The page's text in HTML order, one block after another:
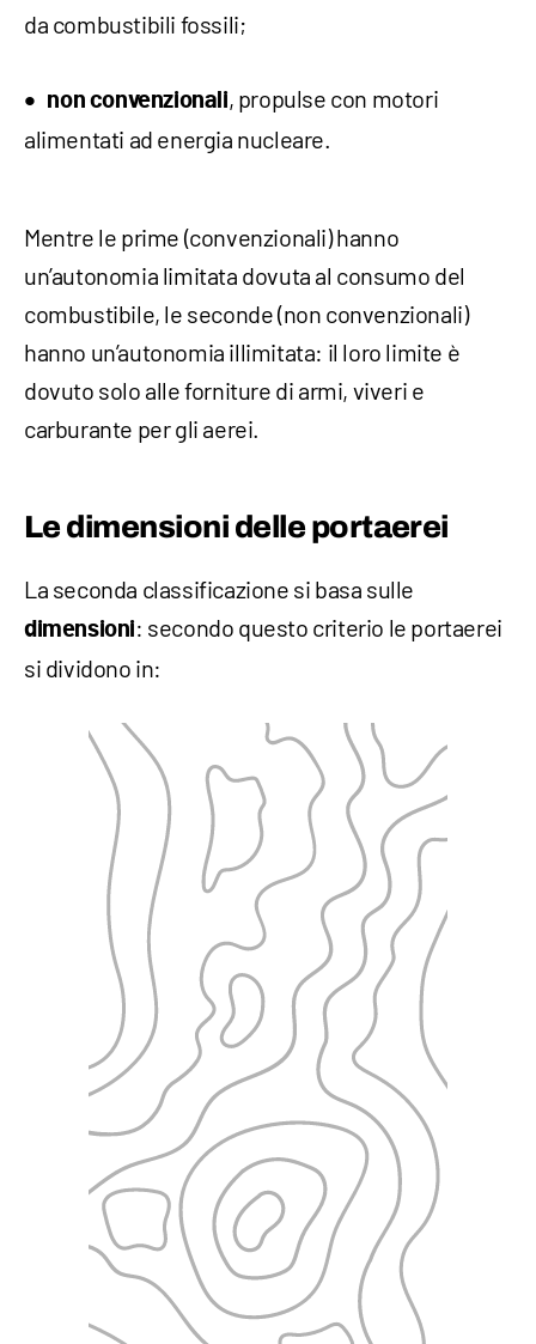
da combustibili fossili;
non convenzionali, propulse con motori
alimentati ad energia nucleare.
Mentre le prime (convenzionali) hanno
un’autonomia limitata dovuta al consumo del
combustibile, le seconde (non convenzionali)
hanno un’autonomia illimitata: il loro limite è
dovuto solo alle forniture di armi, viveri e
carburante per gli aerei.
Le dimensioni delle portaerei
La seconda classificazione si basa sulle
dimensioni: secondo questo criterio le portaerei
si dividono in: